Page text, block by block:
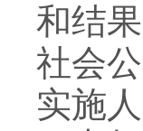
和结
社会
实施